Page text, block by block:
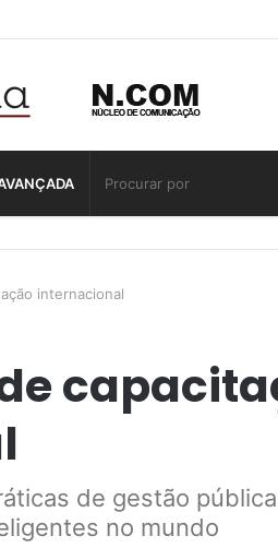
internacional
de gestão
no mundo